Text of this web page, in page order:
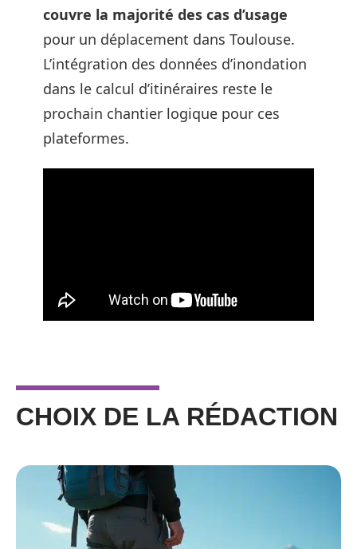
couvre la majorité des cas d’usage
pour un déplacement dans Toulouse.
L’intégration des données d’inondation
dans le calcul d’itinéraires reste le
prochain chantier logique pour ces
plateformes.
CHOIX DE LA RÉDACTION